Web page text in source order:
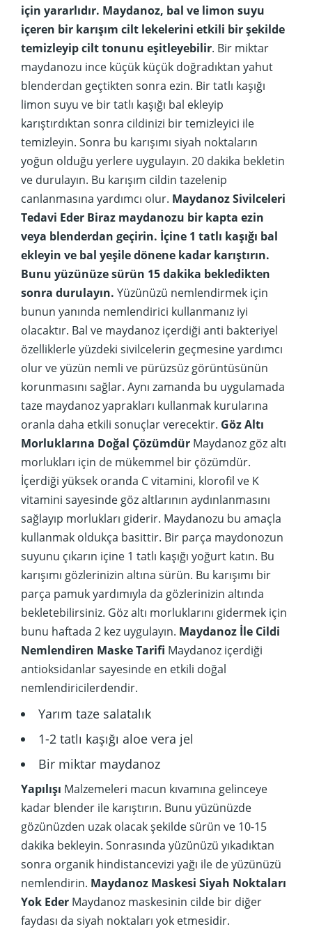
için yararlıdır. Maydanoz, bal ve limon suyu
içeren bir karışım cilt lekelerini etkili bir şekilde
temizleyip cilt tonunu eşitleyebilir. Bir miktar
maydanozu ince küçük küçük doğradıktan yahut
blenderdan geçtikten sonra ezin. Bir tatlı kaşığı
limon suyu ve bir tatlı kaşığı bal ekleyip
karıştırdıktan sonra cildinizi bir temizleyici ile
temizleyin. Sonra bu karışımı siyah noktaların
yoğun olduğu yerlere uygulayın. 20 dakika bekletin
ve durulayın. Bu karışım cildin tazelenip
canlanmasına yardımcı olur. Maydanoz Sivilceleri
Tedavi Eder Biraz maydanozu bir kapta ezin
veya blenderdan geçirin. İçine 1 tatlı kaşığı bal
ekleyin ve bal yeşile dönene kadar karıştırın.
Bunu yüzünüze sürün 15 dakika bekledikten
sonra durulayın. Yüzünüzü nemlendirmek için
bunun yanında nemlendirici kullanmanız iyi
olacaktır. Bal ve maydanoz içerdiği anti bakteriyel
özelliklerle yüzdeki sivilcelerin geçmesine yardımcı
olur ve yüzün nemli ve pürüzsüz görüntüsünün
korunmasını sağlar. Aynı zamanda bu uygulamada
taze maydanoz yaprakları kullanmak kurularına
oranla daha etkili sonuçlar verecektir. Göz Altı
Morluklarına Doğal Çözümdür Maydanoz göz altı
morlukları için de mükemmel bir çözümdür.
İçerdiği yüksek oranda C vitamini, klorofil ve K
vitamini sayesinde göz altlarının aydınlanmasını
sağlayıp morlukları giderir. Maydanozu bu amaçla
kullanmak oldukça basittir. Bir parça maydonozun
suyunu çıkarın içine 1 tatlı kaşığı yoğurt katın. Bu
karışımı gözlerinizin altına sürün. Bu karışımı bir
parça pamuk yardımıyla da gözlerinizin altında
bekletebilirsiniz. Göz altı morluklarını gidermek için
bunu haftada 2 kez uygulayın. Maydanoz İle Cildi
Nemlendiren Maske Tarifi Maydanoz içerdiği
antioksidanlar sayesinde en etkili doğal
nemlendiricilerdendir.
Yarım taze salatalık
1-2 tatlı kaşığı aloe vera jel
Bir miktar maydanoz
Yapılışı Malzemeleri macun kıvamına gelinceye
kadar blender ile karıştırın. Bunu yüzünüzde
gözünüzden uzak olacak şekilde sürün ve 10-15
dakika bekleyin. Sonrasında yüzünüzü yıkadıktan
sonra organik hindistancevizi yağı ile de yüzünüzü
nemlendirin. Maydanoz Maskesi Siyah Noktaları
Yok Eder Maydanoz maskesinin cilde bir diğer
faydası da siyah noktaları yok etmesidir.